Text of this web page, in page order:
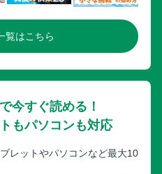
覧はこちら
今すぐ読める！
もパソコンも対応
レットやパソコンなど最大10